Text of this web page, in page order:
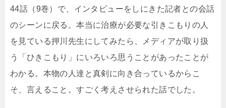
44話（9巻）で、インタビューをしにきた記者との会話
のシーンに戻る。本当に治療が必要な引きこもりの人
を見ている押川先生にしてみたら、メディアが取り扱
う「ひきこもり」にいろいろ思うことがあったことが
わかる。本物の人達と真剣に向き合っているからこ
そ、言えること。すごく考えさせられた話でした。